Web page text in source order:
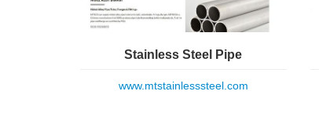
Stainless Steel Pipe
www.mtstainlesssteel.com